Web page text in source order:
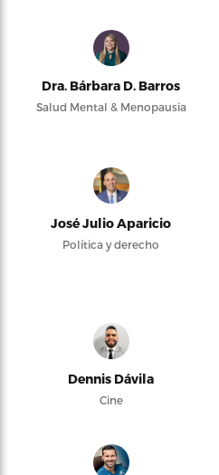
Dra. Bárbara D. Barros
Salud Mental & Menopausia
José Julio Aparicio
Política y derecho
Dennis Dávila
Cine